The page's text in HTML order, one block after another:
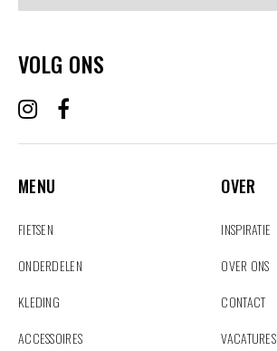
VOLG ONS
MENU
FIETSEN
ONDERDELEN
KLEDING
ACCESSOIRES
OVER
INSPIRATIE
OVER ONS
CONTACT
VACATURES